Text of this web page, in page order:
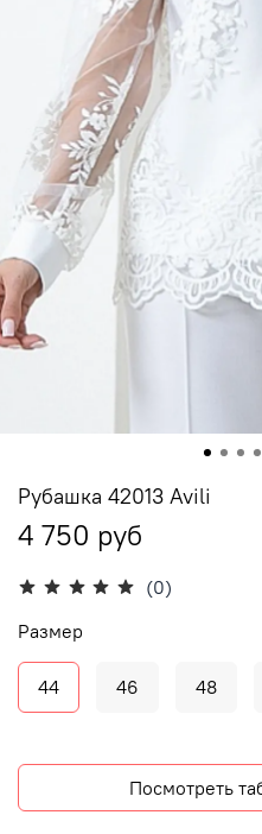
(0)
Рубашка 42013 Avili
4 750 руб
Размер
44 46 48
Посмотреть